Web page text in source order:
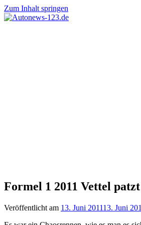
Zum Inhalt springen
Formel 1 2011 Vettel
Veröffentlicht am 13. Juni 201113. Juni